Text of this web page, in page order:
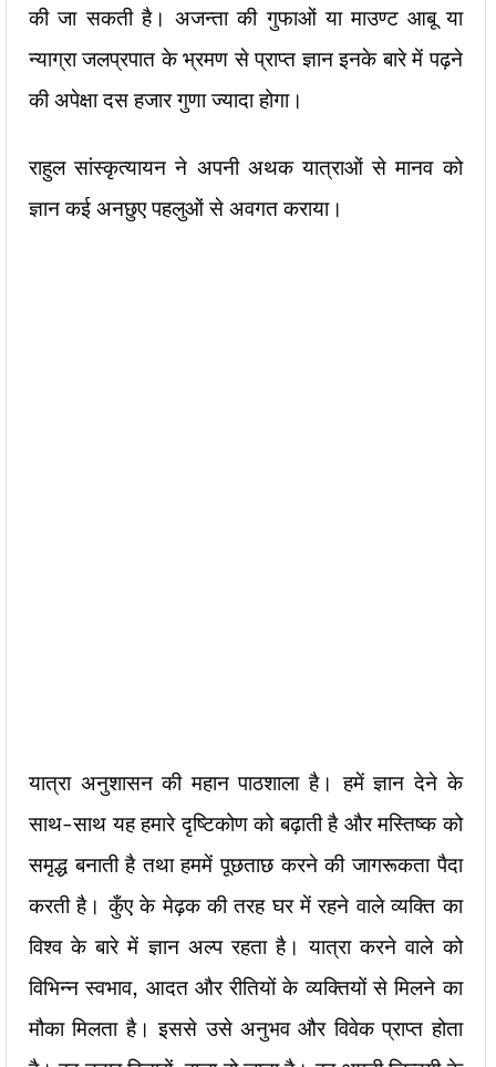
की जा सकती है। अजन्ता की गुफाओं या माउण्ट आबू या
न्याग्रा जलप्रपात के भ्रमण से प्राप्त ज्ञान इनके बारे में पढ़ने
की अपेक्षा दस हजार गुणा ज्यादा होगा।
राहुल सांस्कृत्यायन ने अपनी अथक यात्राओं से मानव को
ज्ञान कई अनछुए पहलुओं से अवगत कराया।
यात्रा अनुशासन की महान पाठशाला है। हमें ज्ञान देने के
साथ-साथ यह हमारे दृष्टिकोण को बढ़ाती है और मस्तिष्क को
समृद्ध बनाती है तथा हममें पूछताछ करने की जागरूकता पैदा
करती है। कुँए के मेढ़क की तरह घर में रहने वाले व्यक्ति का
विश्व के बारे में ज्ञान अल्प रहता है। यात्रा करने वाले को
विभिन्न स्वभाव, आदत और रीतियों के व्यक्तियों से मिलने का
मौका मिलता है। इससे उसे अनुभव और विवेक प्राप्त होता